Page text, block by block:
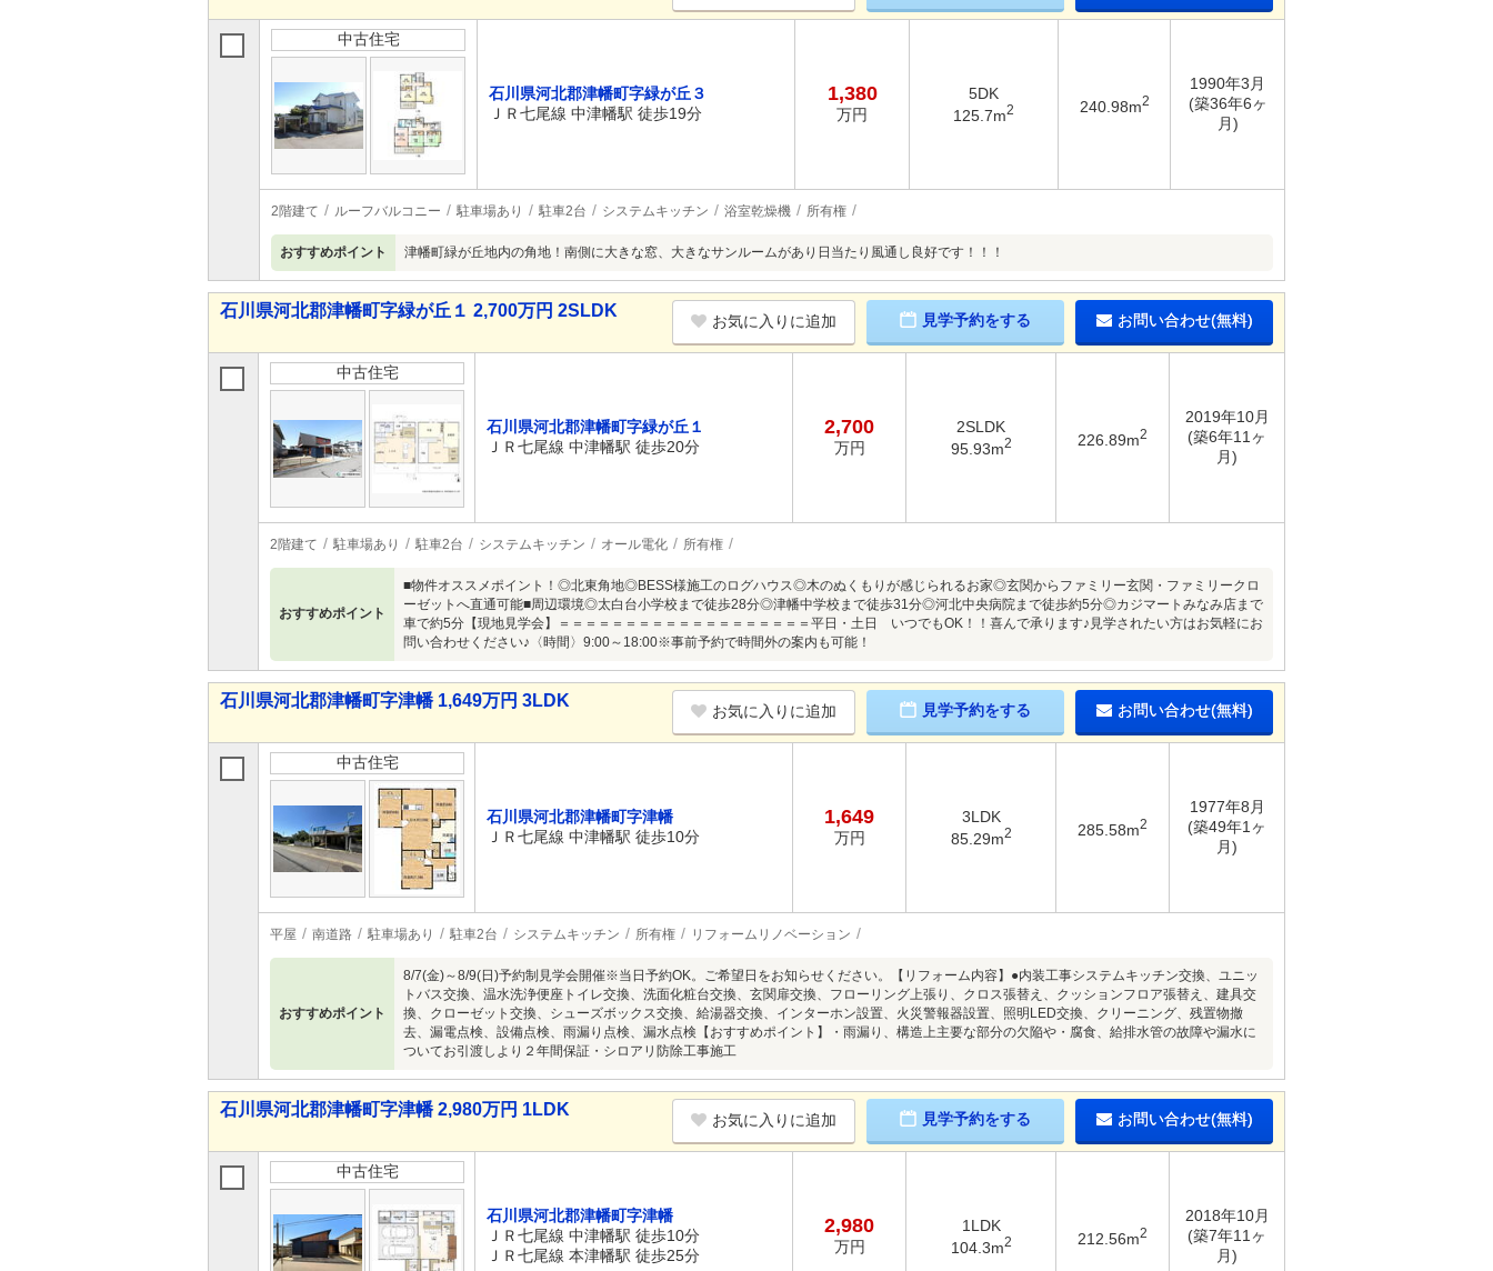
中古住宅
石川県河北郡津幡町字緑が丘３
ＪＲ七尾線 中津幡駅 徒歩19分
1,380
万円
5DK
125.7m2 240.98m2
1990年3月
(築36年6ヶ
月)
2階建て ルーフバルコニー 駐車場あり 駐車2台 システムキッチン 浴室乾燥機 所有権
おすすめポイント 津幡町緑が丘地内の角地！南側に大きな窓、大きなサンルームがあり日当たり風通し良好です！！！
石川県河北郡津幡町字緑が丘１ 2,700万円 2SLDK
お気に入りに追加 見学予約をする お問い合わせ(無料)
中古住宅
石川県河北郡津幡町字緑が丘１
ＪＲ七尾線 中津幡駅 徒歩20分
2,700
万円
2SLDK
95.93m2 226.89m2
2019年10月
(築6年11ヶ
月)
2階建て 駐車場あり 駐車2台 システムキッチン オール電化 所有権
おすすめポイント
■物件オススメポイント！◎北東角地◎BESS様施工のログハウス◎木のぬくもりが感じられるお家◎玄関からファミリー玄関・ファミリークロ
ーゼットへ直通可能■周辺環境◎太白台小学校まで徒歩28分◎津幡中学校まで徒歩31分◎河北中央病院まで徒歩約5分◎カジマートみなみ店まで
車で約5分【現地見学会】＝＝＝＝＝＝＝＝＝＝＝＝＝＝＝＝＝＝＝平日・土日 いつでもOK！！喜んで承ります♪見学されたい方はお気軽にお
問い合わせください♪〈時間〉9:00～18:00※事前予約で時間外の案内も可能！
石川県河北郡津幡町字津幡 1,649万円 3LDK
お気に入りに追加 見学予約をする お問い合わせ(無料)
中古住宅
石川県河北郡津幡町字津幡
ＪＲ七尾線 中津幡駅 徒歩10分
1,649
万円
3LDK
85.29m2 285.58m2
1977年8月
(築49年1ヶ
月)
平屋 南道路 駐車場あり 駐車2台 システムキッチン 所有権 リフォームリノベーション
おすすめポイント
8/7(金)～8/9(日)予約制見学会開催※当日予約OK。ご希望日をお知らせください。【リフォーム内容】●内装工事システムキッチン交換、ユニッ
トバス交換、温水洗浄便座トイレ交換、洗面化粧台交換、玄関扉交換、フローリング上張り、クロス張替え、クッションフロア張替え、建具交
換、クローゼット交換、シューズボックス交換、給湯器交換、インターホン設置、火災警報器設置、照明LED交換、クリーニング、残置物撤
去、漏電点検、設備点検、雨漏り点検、漏水点検【おすすめポイント】・雨漏り、構造上主要な部分の欠陥や・腐食、給排水管の故障や漏水に
ついてお引渡しより２年間保証・シロアリ防除工事施工
石川県河北郡津幡町字津幡 2,980万円 1LDK
お気に入りに追加 見学予約をする お問い合わせ(無料)
中古住宅
石川県河北郡津幡町字津幡
ＪＲ七尾線 中津幡駅 徒歩10分
ＪＲ七尾線 本津幡駅 徒歩25分
2,980
万円
1LDK
104.3m2 212.56m2
2018年10月
(築7年11ヶ
月)